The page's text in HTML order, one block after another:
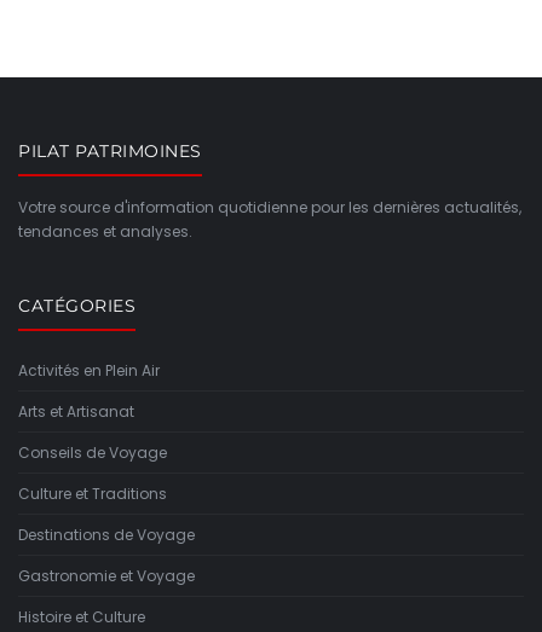
PILAT PATRIMOINES
Votre source d'information quotidienne pour les dernières actualités,
tendances et analyses.
CATÉGORIES
Activités en Plein Air
Arts et Artisanat
Conseils de Voyage
Culture et Traditions
Destinations de Voyage
Gastronomie et Voyage
Histoire et Culture